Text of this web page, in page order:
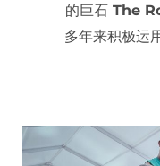
的巨石 The
多年来积极运